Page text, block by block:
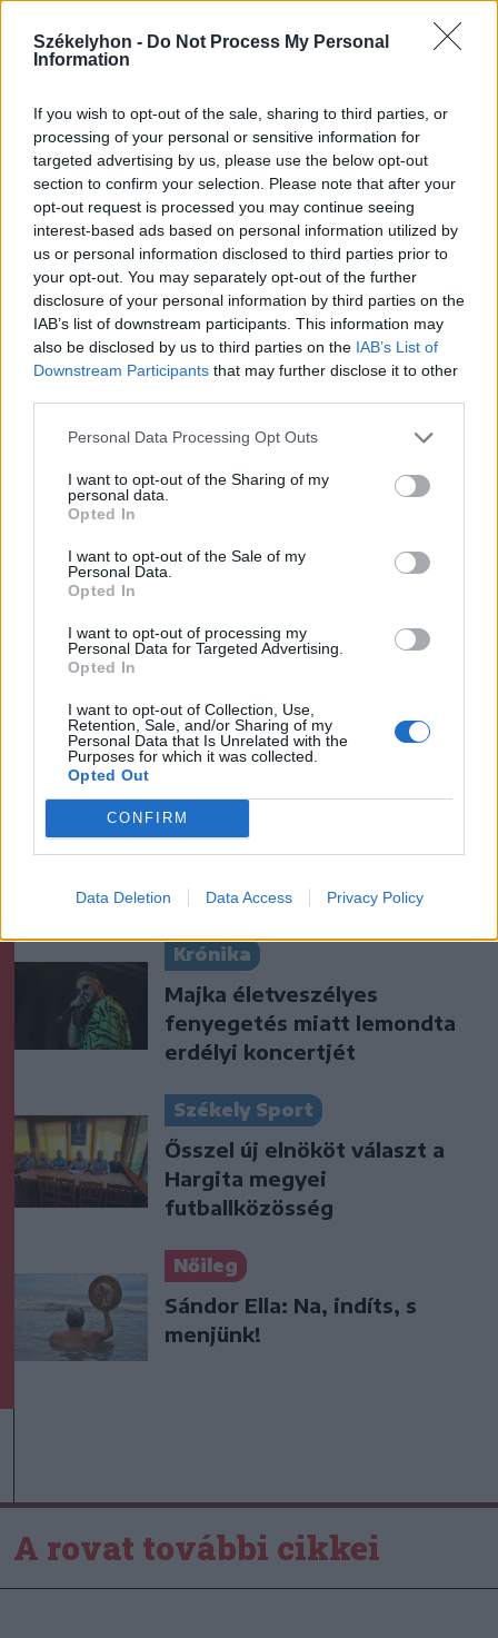
Székelyhon - Do Not Process My Personal
Information
If you wish to opt-out of the sale, sharing to third parties, or
processing of your personal or sensitive information for
targeted advertising by us, please use the below opt-out
section to confirm your selection. Please note that after your
opt-out request is processed you may continue seeing
interest-based ads based on personal information utilized by
us or personal information disclosed to third parties prior to
your opt-out. You may separately opt-out of the further
disclosure of your personal information by third parties on the
IAB’s list of downstream participants. This information may
also be disclosed by us to third parties on the IAB’s List of
Downstream Participants that may further disclose it to other
Personal Data Processing Opt Outs
I want to opt-out of the Sharing of my
personal data.
Opted In
I want to opt-out of the Sale of my
Personal Data.
Opted In
I want to opt-out of processing my
Personal Data for Targeted Advertising.
Opted In
I want to opt-out of Collection, Use,
Retention, Sale, and/or Sharing of my
Personal Data that Is Unrelated with the
Purposes for which it was collected.
Opted Out
CONFIRM
Data Deletion Data Access Privacy Policy
szóljon hozzá!
Ezek is érdekelhetik
Székelyhon
Életveszélyesen
megfenyegették Majkát,
koncertje
Jogosítvány nélkül, ittasan
csíkszeredai férfi
Szembementek a trenddel: a
Sepsi OSK és az FK
Szuperligában
Krónika
Majka életveszélyes
fenyegetés miatt lemondta
erdélyi koncertjét
Székely Sport
Ősszel új elnököt választ a
Hargita megyei
futballközösség
Nőileg
Sándor Ella: Na, indíts, s
menjünk!
A rovat további cikkei